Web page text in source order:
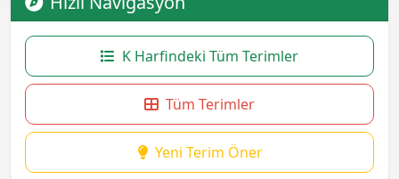
K Harfindeki Tüm Terimler
Tüm Terimler
Yeni Terim Öner